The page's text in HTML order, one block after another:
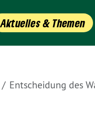
Aktuelles & Themen
Entscheidung des Wahlausschlusses von Joachim Paul